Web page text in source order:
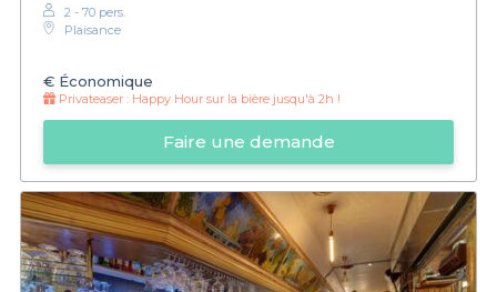
2 - 70 pers.
Plaisance
€ Économique
Privateaser : Happy Hour sur la bière jusqu'à 2h !
Faire une demande